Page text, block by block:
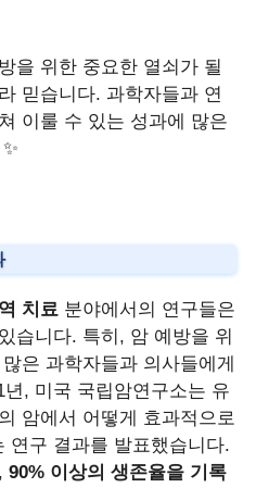
을 위한 중요한 열쇠가 될
믿습니다. 과학자들과 연
이룰 수 있는 성과에 많은
치료 분야에서의 연구들은
습니다. 특히, 암 예방을 위
은 과학자들과 의사들에게
, 미국 국립암연구소는 유
암에서 어떻게 효과적으로
연구 결과를 발표했습니다.
90% 이상의 생존율을 기록